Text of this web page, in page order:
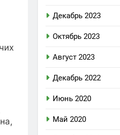
Декабрь 2023
Октябрь 2023
Август 2023
Декабрь 2022
Июнь 2020
Май 2020